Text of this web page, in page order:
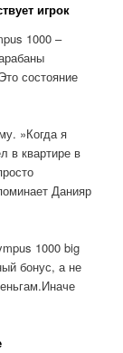
игрок
1000 –
состояние
»Когда я
в квартире в
Данияр
1000 big
бонус, а не